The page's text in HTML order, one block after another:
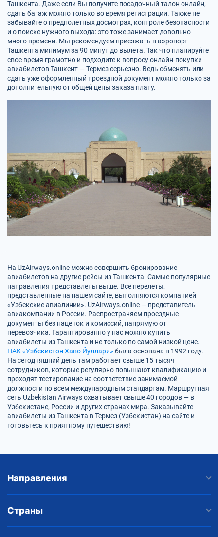
Ташкента. Даже если Вы получите посадочный талон онлайн,
сдать багаж можно только во время регистрации. Также не
забывайте о предполетных досмотрах, контроле безопасности
и о поиске нужного выхода: это тоже занимает довольно
много времени. Мы рекомендуем приезжать в аэропорт
Ташкента минимум за 90 минут до вылета. Так что планируйте
свое время грамотно и подходите к вопросу онлайн-покупки
авиабилетов Ташкент — Термез серьезно. Ведь обменять или
сдать уже оформленный проездной документ можно только за
дополнительную от общей цены заказа плату.
На UzAirways.online можно совершить бронирование
авиабилетов на другие рейсы из Ташкента. Самые популярные
направления представлены выше. Все перелеты,
представленные на нашем сайте, выполняются компанией
«Узбекские авиалинии». UzAirways.online — представитель
авиакомпании в России. Распространяем проездные
документы без наценок и комиссий, напрямую от
перевозчика. Гарантированно у нас можно купить
авиабилеты из Ташкента и не только по самой низкой цене.
НАК «Узбекистон Хаво Йуллари» была основана в 1992 году.
На сегодняшний день там работает свыше 15 тысяч
сотрудников, которые регулярно повышают квалификацию и
проходят тестирование на соответствие занимаемой
должности по всем международным стандартам. Маршрутная
сеть Uzbekistan Airways охватывает свыше 40 городов — в
Узбекистане, России и других странах мира. Заказывайте
авиабилеты из Ташкента в Термез (Узбекистан) на сайте и
готовьтесь к приятному путешествию!
Направления
Страны